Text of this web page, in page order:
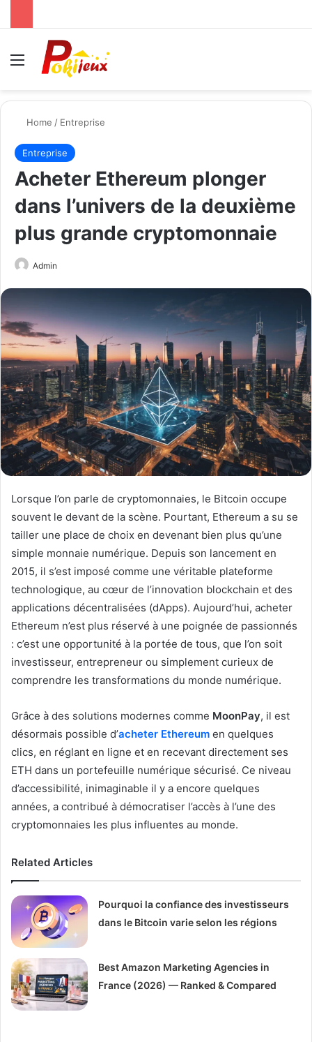
Menu
Home / Entreprise
Entreprise
Acheter Ethereum plonger
dans l’univers de la deuxième
plus grande cryptomonnaie
Admin
Lorsque l’on parle de cryptomonnaies, le Bitcoin occupe
souvent le devant de la scène. Pourtant, Ethereum a su se
tailler une place de choix en devenant bien plus qu’une
simple monnaie numérique. Depuis son lancement en
2015, il s’est imposé comme une véritable plateforme
technologique, au cœur de l’innovation blockchain et des
applications décentralisées (dApps). Aujourd’hui, acheter
Ethereum n’est plus réservé à une poignée de passionnés
: c’est une opportunité à la portée de tous, que l’on soit
investisseur, entrepreneur ou simplement curieux de
comprendre les transformations du monde numérique.
Grâce à des solutions modernes comme MoonPay, il est
désormais possible d’acheter Ethereum en quelques
clics, en réglant en ligne et en recevant directement ses
ETH dans un portefeuille numérique sécurisé. Ce niveau
d’accessibilité, inimaginable il y a encore quelques
années, a contribué à démocratiser l’accès à l’une des
cryptomonnaies les plus influentes au monde.
Related Articles
Pourquoi la confiance des investisseurs
dans le Bitcoin varie selon les régions
Best Amazon Marketing Agencies in
France (2026) — Ranked & Compared